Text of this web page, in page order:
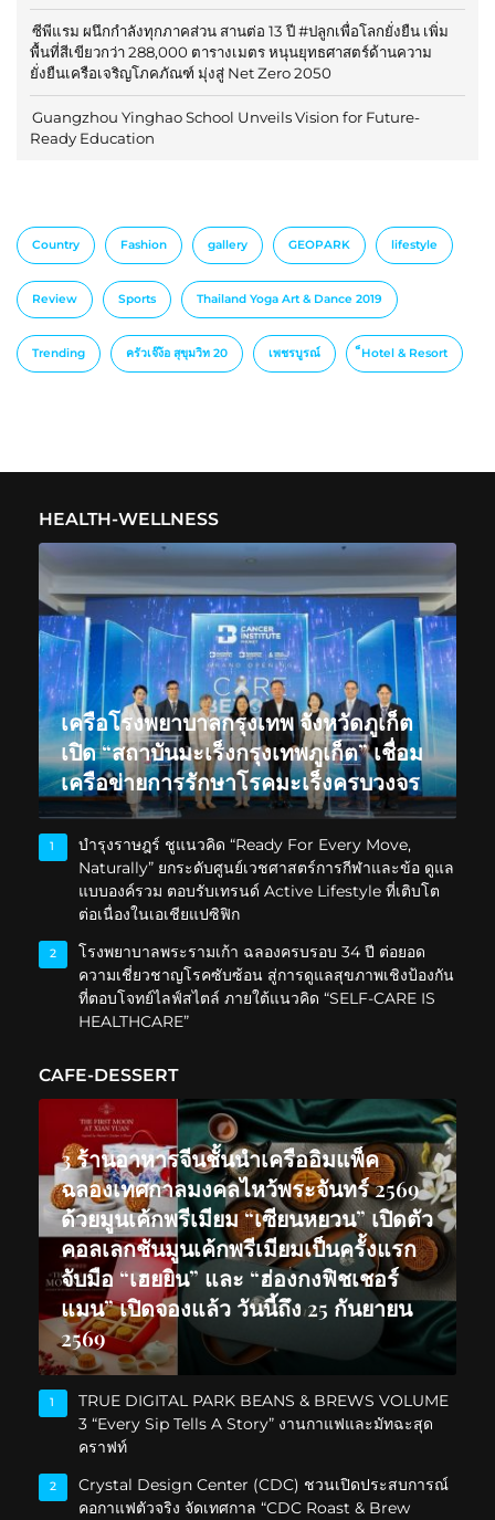
ซีพีแรม ผนึกกำลังทุกภาคส่วน สานต่อ 13 ปี #ปลูกเพื่อโลกยั่งยืน เพิ่ม
พื้นที่สีเขียวกว่า 288,000 ตารางเมตร หนุนยุทธศาสตร์ด้านความ
ยั่งยืนเครือเจริญโภคภัณฑ์ มุ่งสู่ Net Zero 2050
Guangzhou Yinghao School Unveils Vision for Future-
Ready Education
Country Fashion gallery GEOPARK lifestyle
Review Sports Thailand Yoga Art & Dance 2019
Trending ครัวเจ๊ง้อ สุขุมวิท 20 เพชรบูรณ์ ็Hotel & Resort
HEALTH-WELLNESS
เครือโรงพยาบาลกรุงเทพ จังหวัดภูเก็ต
เปิด “สถาบันมะเร็งกรุงเทพภูเก็ต” เชื่อม
เครือข่ายการรักษาโรคมะเร็งครบวงจร
1
บำรุงราษฎร์ ชูแนวคิด “Ready For Every Move,
Naturally” ยกระดับศูนย์เวชศาสตร์การกีฬาและข้อ ดูแล
แบบองค์รวม ตอบรับเทรนด์ Active Lifestyle ที่เติบโต
ต่อเนื่องในเอเชียแปซิฟิก
2
โรงพยาบาลพระรามเก้า ฉลองครบรอบ 34 ปี ต่อยอด
ความเชี่ยวชาญโรคซับซ้อน สู่การดูแลสุขภาพเชิงป้องกัน
ที่ตอบโจทย์ไลฟ์สไตล์ ภายใต้แนวคิด “SELF-CARE IS
HEALTHCARE”
CAFE-DESSERT
3 ร้านอาหารจีนชั้นนำเครืออิมแพ็ค
ฉลองเทศกาลมงคลไหว้พระจันทร์ 2569
ด้วยมูนเค้กพรีเมียม “เซียนหยวน” เปิดตัว
คอลเลกชันมูนเค้กพรีเมียมเป็นครั้งแรก
จับมือ “เฮยยิน” และ “ฮ่องกงฟิชเชอร์
แมน” เปิดจองแล้ว วันนี้ถึง 25 กันยายน
2569
1
TRUE DIGITAL PARK BEANS & BREWS VOLUME
3 “Every Sip Tells A Story” งานกาแฟและมัทฉะสุด
คราฟท์
2
Crystal Design Center (CDC) ชวนเปิดประสบการณ์
คอกาแฟตัวจริง จัดเทศกาล “CDC Roast & Brew